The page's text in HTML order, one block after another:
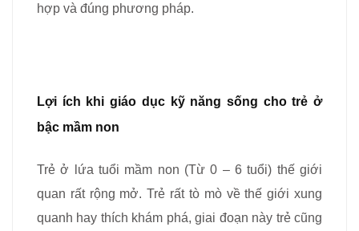
hợp và đúng phương pháp.
Lợi ích khi giáo dục kỹ năng sống cho trẻ ở
bậc mầm non
Trẻ ở lứa tuổi mầm non (Từ 0 – 6 tuổi) thế giới
quan rất rộng mở. Trẻ rất tò mò về thế giới xung
quanh hay thích khám phá, giai đoạn này trẻ cũng